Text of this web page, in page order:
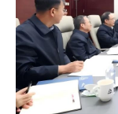
党建工作
企业文化
《资源再生》杂志